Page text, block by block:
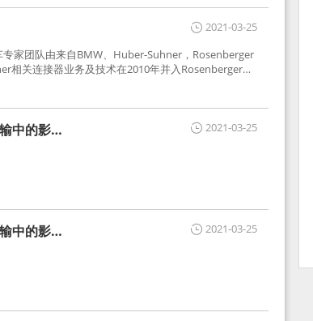
2021-03-25
专家团队由来自BMW、Huber-Suhner，Rosenberger
相关连接器业务及技术在2010年并入Rosenberger）
天线连接，如今FAKRA已成为汽车行业通用标准的射
2021-03-25
中的影响
2021-03-25
中的影响